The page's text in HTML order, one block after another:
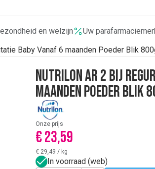
en welzijn
Uw
Baby Vanaf 6 maanden Poeder Blik
Nutrilon AR 2 Bij
maanden Poeder Blik
Onze prijs
€ 23,59
€ 29,49 / kg
In voorraad (web)